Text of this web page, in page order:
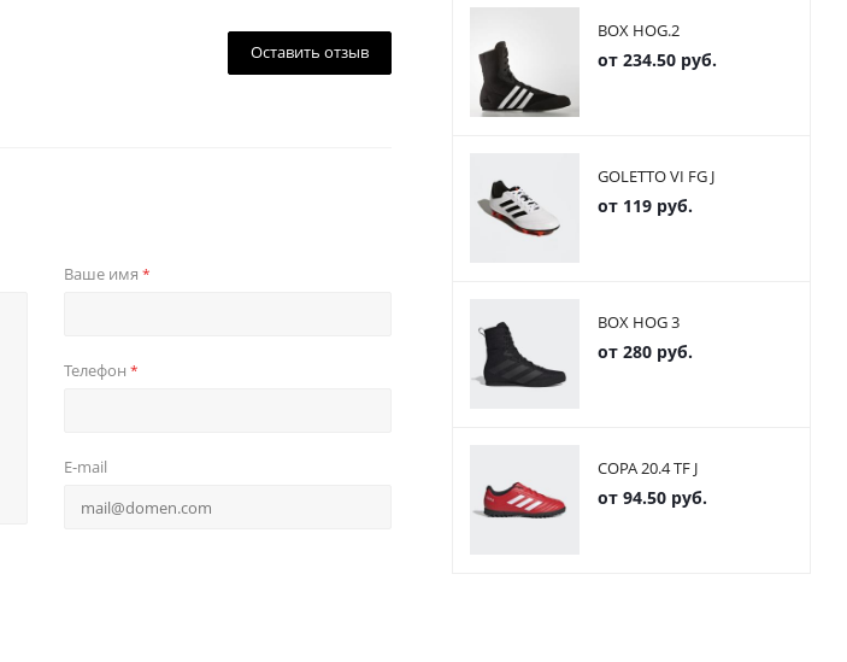
Оставить отзыв
Ваше имя *
Телефон *
E-mail
BOX HOG.2
от 234.50 руб.
GOLETTO VI FG J
от 119 руб.
BOX HOG 3
от 280 руб.
COPA 20.4 TF J
от 94.50 руб.